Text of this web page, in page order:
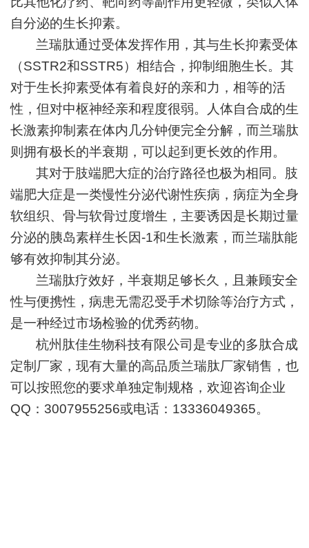
自分泌的生长抑素。
兰瑞肽通过受体发挥作用，其与生长抑素受体
（SSTR2和SSTR5）相结合，抑制细胞生长。其
对于生长抑素受体有着良好的亲和力，相等的活
性，但对中枢神经亲和程度很弱。人体自合成的生
长激素抑制素在体内几分钟便完全分解，而兰瑞肽
则拥有极长的半衰期，可以起到更长效的作用。
其对于肢端肥大症的治疗路径也极为相同。肢
端肥大症是一类慢性分泌代谢性疾病，病症为全身
软组织、骨与软骨过度增生，主要诱因是长期过量
分泌的胰岛素样生长因-1和生长激素，而兰瑞肽能
够有效抑制其分泌。
兰瑞肽疗效好，半衰期足够长久，且兼顾安全
性与便携性，病患无需忍受手术切除等治疗方式，
是一种经过市场检验的优秀药物。
杭州肽佳生物科技有限公司是专业的多肽合成
定制厂家，现有大量的高品质兰瑞肽厂家销售，也
可以按照您的要求单独定制规格，欢迎咨询企业
QQ ： 3007955256或电话： 13336049365。